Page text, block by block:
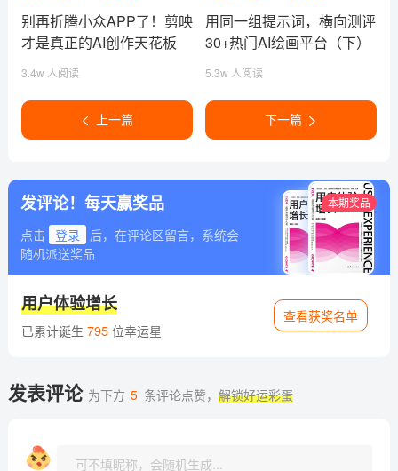
别再折腾小众APP了！剪映
才是真正的AI创作天花板
3.4w 人阅读
上一篇
用同一组提示词，横向测评
30+热门AI绘画平台（下）
5.3w 人阅读
下一篇
发评论！每天赢奖品
点击 登录
后，在评论区留言，系统会
随机派送奖品
本期奖品
用户体验增长
已累计诞生 795位幸运星
查看获奖名单
发表评论 为下方 5 条评论点赞，解锁好运彩蛋